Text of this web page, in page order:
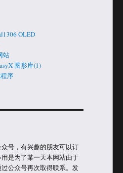
OLED
站
图形库(1)
序
号，有兴趣的朋友可以订
是为了某一天本网站由于
公众号再次取得联系。发